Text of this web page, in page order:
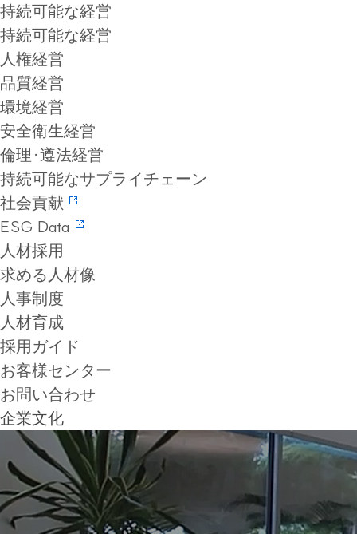
持続可能な経営
持続可能な経営
人権経営
品質経営
環境経営
安全衛生経営
倫理·遵法経営
持続可能なサプライチェーン
社会貢献
ESG Data
人材採用
求める人材像
人事制度
人材育成
採用ガイド
お客様センター
お問い合わせ
企業文化